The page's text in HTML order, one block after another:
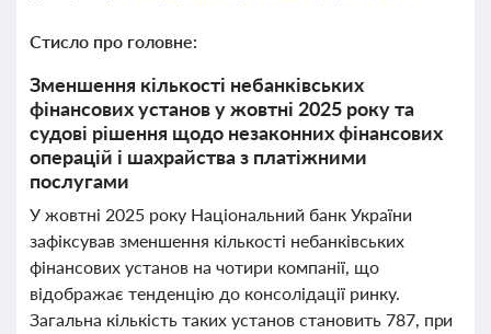
Стисло про головне:
Зменшення кількості небанківських
фінансових установ у жовтні 2025 року та
судові рішення щодо незаконних фінансових
операцій і шахрайства з платіжними
послугами
У жовтні 2025 року Національний банк України
зафіксував зменшення кількості небанківських
фінансових установ на чотири компанії, що
відображає тенденцію до консолідації ринку.
Загальна кількість таких установ становить 787, при